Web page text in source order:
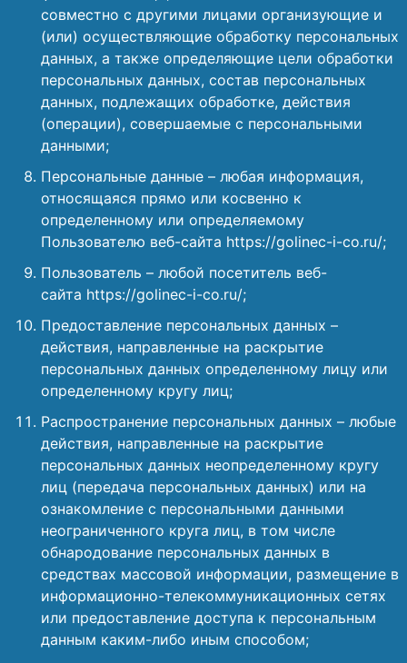
совместно с другими лицами организующие и
(или) осуществляющие обработку персональных
данных, а также определяющие цели обработки
персональных данных, состав персональных
данных, подлежащих обработке, действия
(операции), совершаемые с персональными
данными;
Персональные данные – любая информация,
относящаяся прямо или косвенно к
определенному или определяемому
Пользователю веб-сайта https://golinec-i-co.ru/;
Пользователь – любой посетитель веб-
сайта https://golinec-i-co.ru/;
Предоставление персональных данных –
действия, направленные на раскрытие
персональных данных определенному лицу или
определенному кругу лиц;
Распространение персональных данных – любые
действия, направленные на раскрытие
персональных данных неопределенному кругу
лиц (передача персональных данных) или на
ознакомление с персональными данными
неограниченного круга лиц, в том числе
обнародование персональных данных в
средствах массовой информации, размещение в
информационно-телекоммуникационных сетях
или предоставление доступа к персональным
данным каким-либо иным способом;